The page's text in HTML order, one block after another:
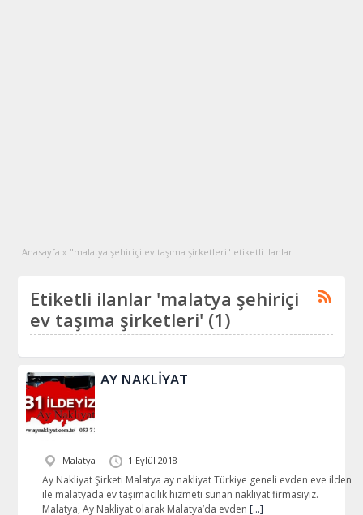
Anasayfa » "malatya şehiriçi ev taşıma şirketleri" etiketli ilanlar
Etiketli ilanlar 'malatya şehiriçi
ev taşıma şirketleri' (1)
AY NAKLİYAT
Malatya 1 Eylül 2018
Ay Nakliyat Şirketi Malatya ay nakliyat Türkiye geneli evden eve ilden
ile malatyada ev taşımacılık hizmeti sunan nakliyat firmasıyız.
Malatya, Ay Nakliyat olarak Malatya’da evden […]